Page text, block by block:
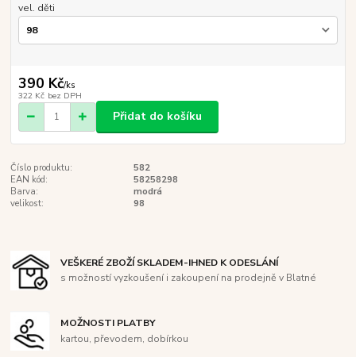
vel. děti
390 Kč/ks
322 Kč bez DPH
Přidat do košíku
Číslo produktu:
582
EAN kód:
58258298
Barva:
modrá
velikost:
98
VEŠKERÉ ZBOŽÍ SKLADEM-IHNED K ODESLÁNÍ
s možností vyzkoušení i zakoupení na prodejně v Blatné
MOŽNOSTI PLATBY
kartou, převodem, dobírkou